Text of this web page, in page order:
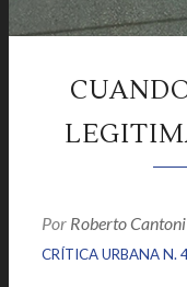
Por Roberto Cantoni
CRÍTICA URBANA N.